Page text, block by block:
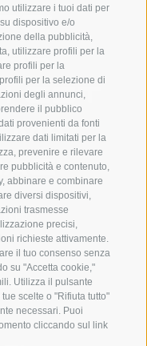
utilizzare i tuoi dati per
dispositivo e/o
della pubblicità,
utilizzare profili per la
profili per la
per la selezione di
degli annunci,
il pubblico
provenienti da fonti
dati limitati per la
prevenire e rilevare
pubblicità e contenuto,
abbinare e combinare
diversi dispositivi,
trasmesse
precisi,
richieste attivamente.
il tuo consenso senza
su "Accetta cookie,"
Utilizza il pulsante
scelte o "Rifiuta tutto"
necessari. Puoi
cliccando sul link